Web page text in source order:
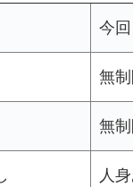
今回
無
無
人